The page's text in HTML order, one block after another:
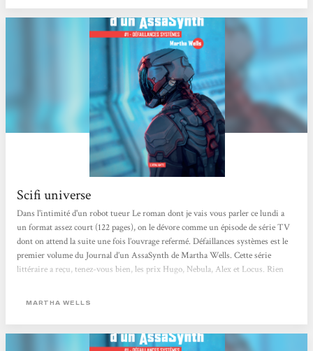
Scifi universe
Dans l'intimité d'un robot tueur Le roman dont je vais vous parler ce lundi a
un format assez court (122 pages), on le dévore comme un épisode de série TV
dont on attend la suite une fois l’ouvrage refermé. Défaillances systèmes est le
premier volume du Journal d’un AssaSynth de Martha Wells. Cette série
littéraire a reçu, tenez-vous bien, les prix Hugo, Nebula, Alex et Locus. Rien
classique mais par la finesse et la sensibilité du texte qui évoque l’éveil à la
MARTHA WELLS